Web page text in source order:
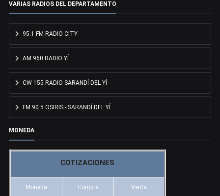
VARIAS RADIOS DEL DEPARTAMENTO
95.1 FM RADIO CITY
AM 960 RADIO YÍ
CW 155 RADIO SARANDÍ DEL YÍ
FM 90.5 OSIRIS - SARANDÍ DEL YÍ
MONEDA
COTIZACIONES
Moneda Compra Venta